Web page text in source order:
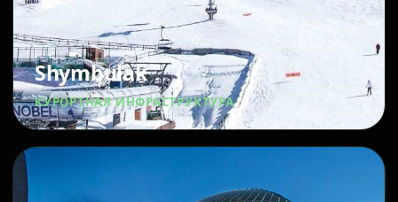
Shymbulak
КУРОРТНАЯ ИНФРАСТРУКТУРА